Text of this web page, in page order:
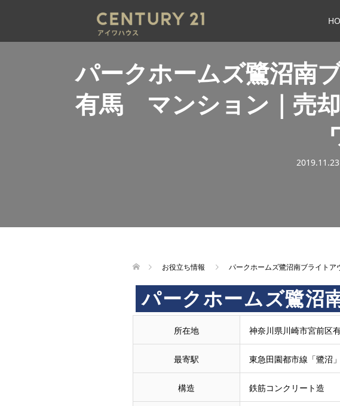
パークホームズ鷺沼南
有馬 マンション｜売
2019.11.23
お役立ち情報 パークホームズ鷺沼南ブライト
パークホームズ鷺沼
所在地 神奈川県川崎市宮前区
最寄駅 東急田園都市線「鷺
構造 鉄筋コンクリート造